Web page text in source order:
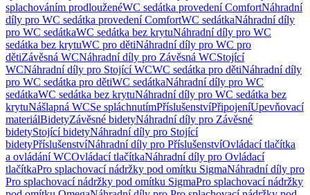
splachováním prodlouženéWC sedátka provedení ComfortNáhradní
díly pro WC sedátka provedení ComfortWC sedátkaNáhradní díly
pro WC sedátkaWC sedátka bez krytuNáhradní díly pro WC
sedátka bez krytuWC pro dětiNáhradní díly pro WC pro
dětiZávěsná WCNáhradní díly pro Závěsná WCStojící
WCNáhradní díly pro Stojící WCWC sedátka pro dětiNáhradní díly
pro WC sedátka pro dětiWC sedátkaNáhradní díly pro WC
sedátkaWC sedátka bez krytuNáhradní díly pro WC sedátka bez
krytuNášlapná WCSe spláchnutímPříslušenstvíPřipojeníUpevňovací
materiálBidetyZávěsné bidetyNáhradní díly pro Závěsné
bidetyStojící bidetyNáhradní díly pro Stojící
bidetyPříslušenstvíNáhradní díly pro PříslušenstvíOvládací tlačítka
a ovládání WCOvládací tlačítkaNáhradní díly pro Ovládací
tlačítkaPro splachovací nádržky pod omítku SigmaNáhradní díly pro
Pro splachovací nádržky pod omítku SigmaPro splachovací nádržky